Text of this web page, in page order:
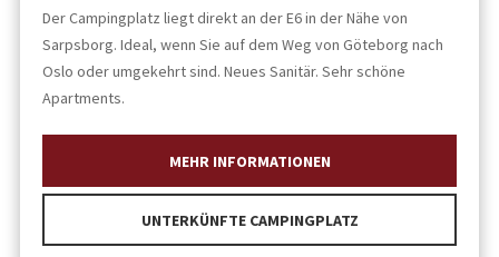
Der Campingplatz liegt direkt an der E6 in der Nähe von
Sarpsborg. Ideal, wenn Sie auf dem Weg von Göteborg nach
Oslo oder umgekehrt sind. Neues Sanitär. Sehr schöne
Apartments.
MEHR INFORMATIONEN
UNTERKÜNFTE CAMPINGPLATZ